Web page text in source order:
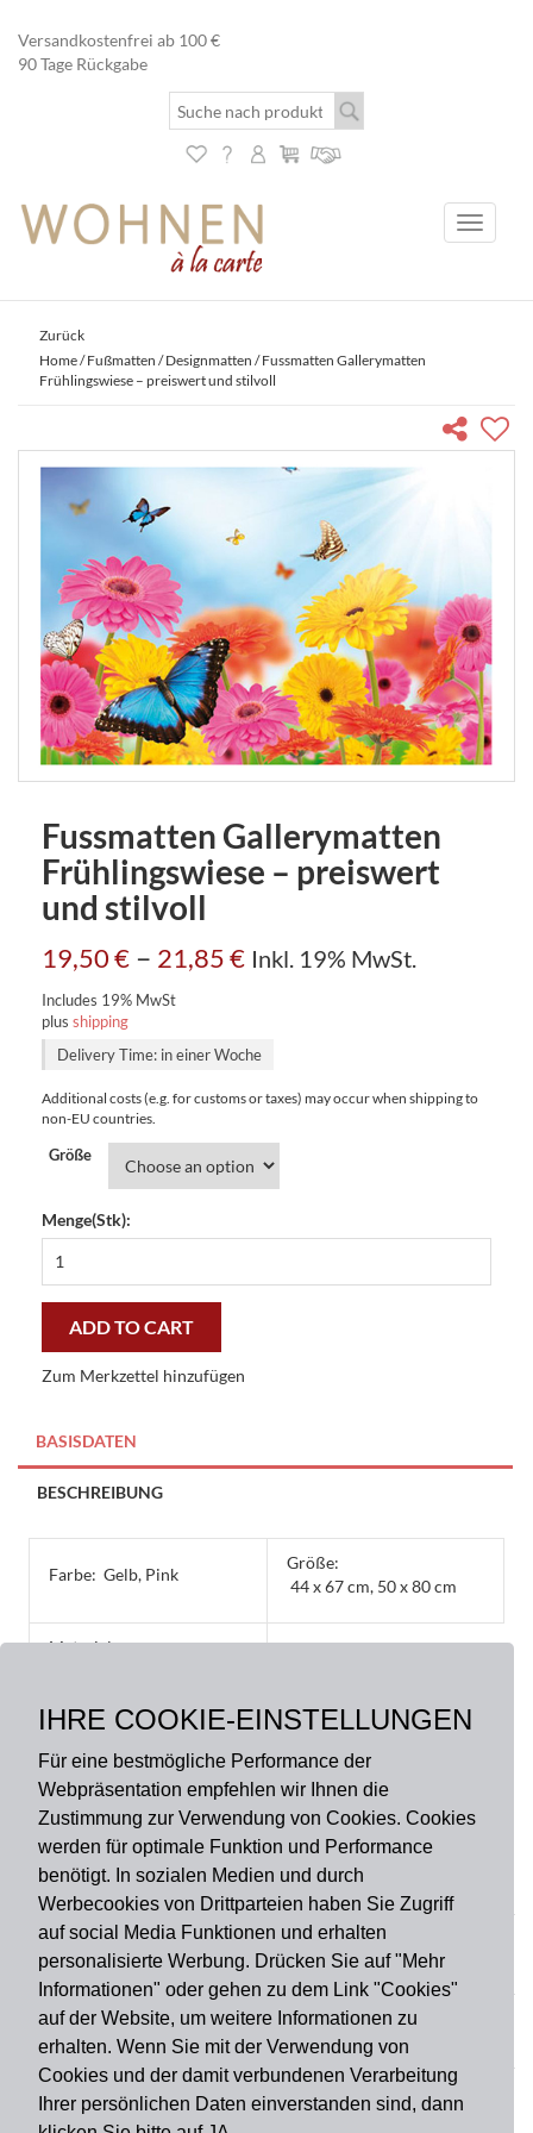
IHRE COOKIE-EINSTELLUNGEN
Für eine bestmögliche Performance der
Webpräsentation empfehlen wir Ihnen die
Zustimmung zur Verwendung von Cookies. Cookies
werden für optimale Funktion und Performance
benötigt. In sozialen Medien und durch
Werbecookies von Drittparteien haben Sie Zugriff
auf social Media Funktionen und erhalten
personalisierte Werbung. Drücken Sie auf "Mehr
Informationen" oder gehen zu dem Link "Cookies"
auf der Website, um weitere Informationen zu
erhalten. Wenn Sie mit der Verwendung von
Cookies und der damit verbundenen Verarbeitung
Ihrer persönlichen Daten einverstanden sind, dann
Versandkostenfrei ab 100 €
90 Tage Rückgabe
Toggle
Zurück
Home/Fußmatten /Designmatten / Fussmatten Gallerymatten
Frühlingswiese – preiswert und stilvoll
Fussmatten Gallerymatten
Frühlingswiese – preiswert
und stilvoll
19,50€ – 21,85€ Inkl. 19% MwSt.
Includes 19% MwSt
plus shipping
Delivery Time: in einer Woche
Additional costs (e.g. for customs or taxes) may occur when shipping to
non-EU countries.
Größe
Menge(Stk):
Gallerymatten
und
ADD TO CART
Zum Merkzettel hinzufügen
BASISDATEN
BESCHREIBUNG
Farbe: Gelb, Pink
Größe:
44 x 67 cm, 50 x 80 cm
Material:
Rückseite
Zahlungsart
Versandart
Du findest uns auch auf